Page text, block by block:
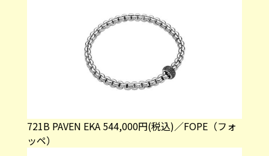
721B PAVEN EKA 544,000円(税込)／FOPE（フォ
ッペ）